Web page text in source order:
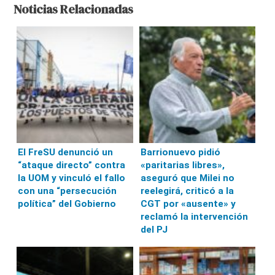
Noticias Relacionadas
El FreSU denunció un
“ataque directo” contra
la UOM y vinculó el fallo
con una “persecución
política” del Gobierno
Barrionuevo pidió
«paritarias libres»,
aseguró que Milei no
reelegirá, criticó a la
CGT por «ausente» y
reclamó la intervención
del PJ